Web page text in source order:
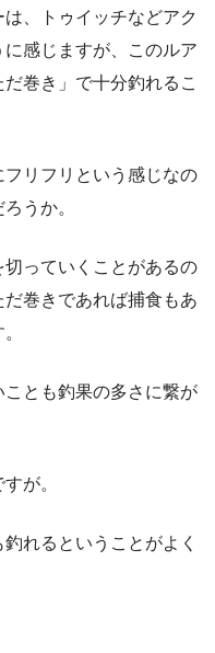
、トゥイッチなどアク
感じますが、このルア
巻き」で十分釣れるこ
リフリという感じなの
うか。
っていくことがあるの
巻きであれば捕食もあ
とも釣果の多さに繋が
が。
れるということがよく